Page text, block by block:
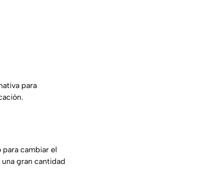
para
cambiar el
gran cantidad